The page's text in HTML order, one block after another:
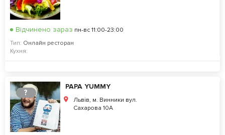
Відчинено зараз пн-вс 11:00-23:00
Тип: Онлайн ресторан
Кухня:
?
PAPA YUMMY
Львів, м. Винники вул.
Сахарова 10А